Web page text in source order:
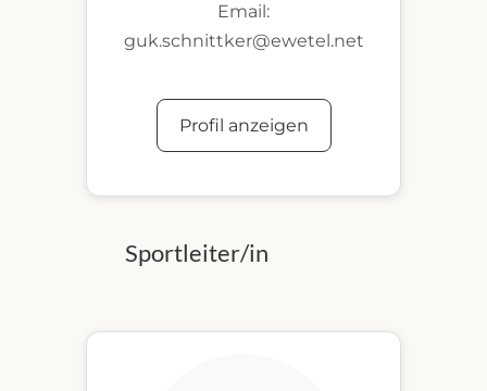
Email:
guk.schnittker@ewetel.net
Profil anzeigen
Sportleiter/in